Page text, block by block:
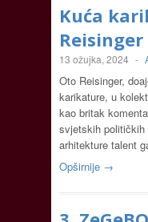
Kuća
Reisinger
13 ožujka, 2024 -
Oto Reisinger,
karikature, u
kao britak
svjetskih političkih
arhitekture talent
Opširnije →